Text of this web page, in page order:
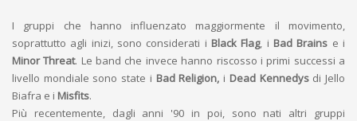
I gruppi che hanno influenzato maggiormente il movimento,
soprattutto agli inizi, sono considerati i Black Flag, i Bad Brains e i
Minor Threat. Le band che invece hanno riscosso i primi successi a
livello mondiale sono state i Bad Religion, i Dead Kennedysdi Jello
Biafra e i Misfits.
Più recentemente, dagli anni '90 in poi, sono nati altri gruppi